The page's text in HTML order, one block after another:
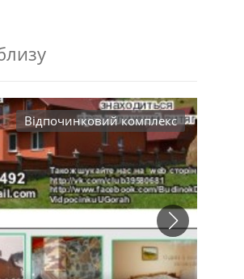
Відпочинковий комплекс